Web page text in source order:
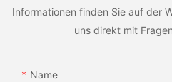
Informationen finden Sie auf der
uns direkt mit
Name